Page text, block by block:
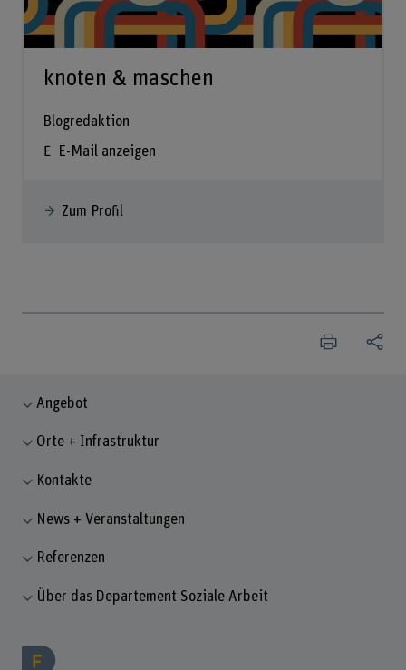
knoten & maschen
Blogredaktion
E-Mail anzeigen
Zum Profil
Angebot
Orte + Infrastruktur
Kontakte
News + Veranstaltungen
Referenzen
Über das Departement Soziale Arbeit